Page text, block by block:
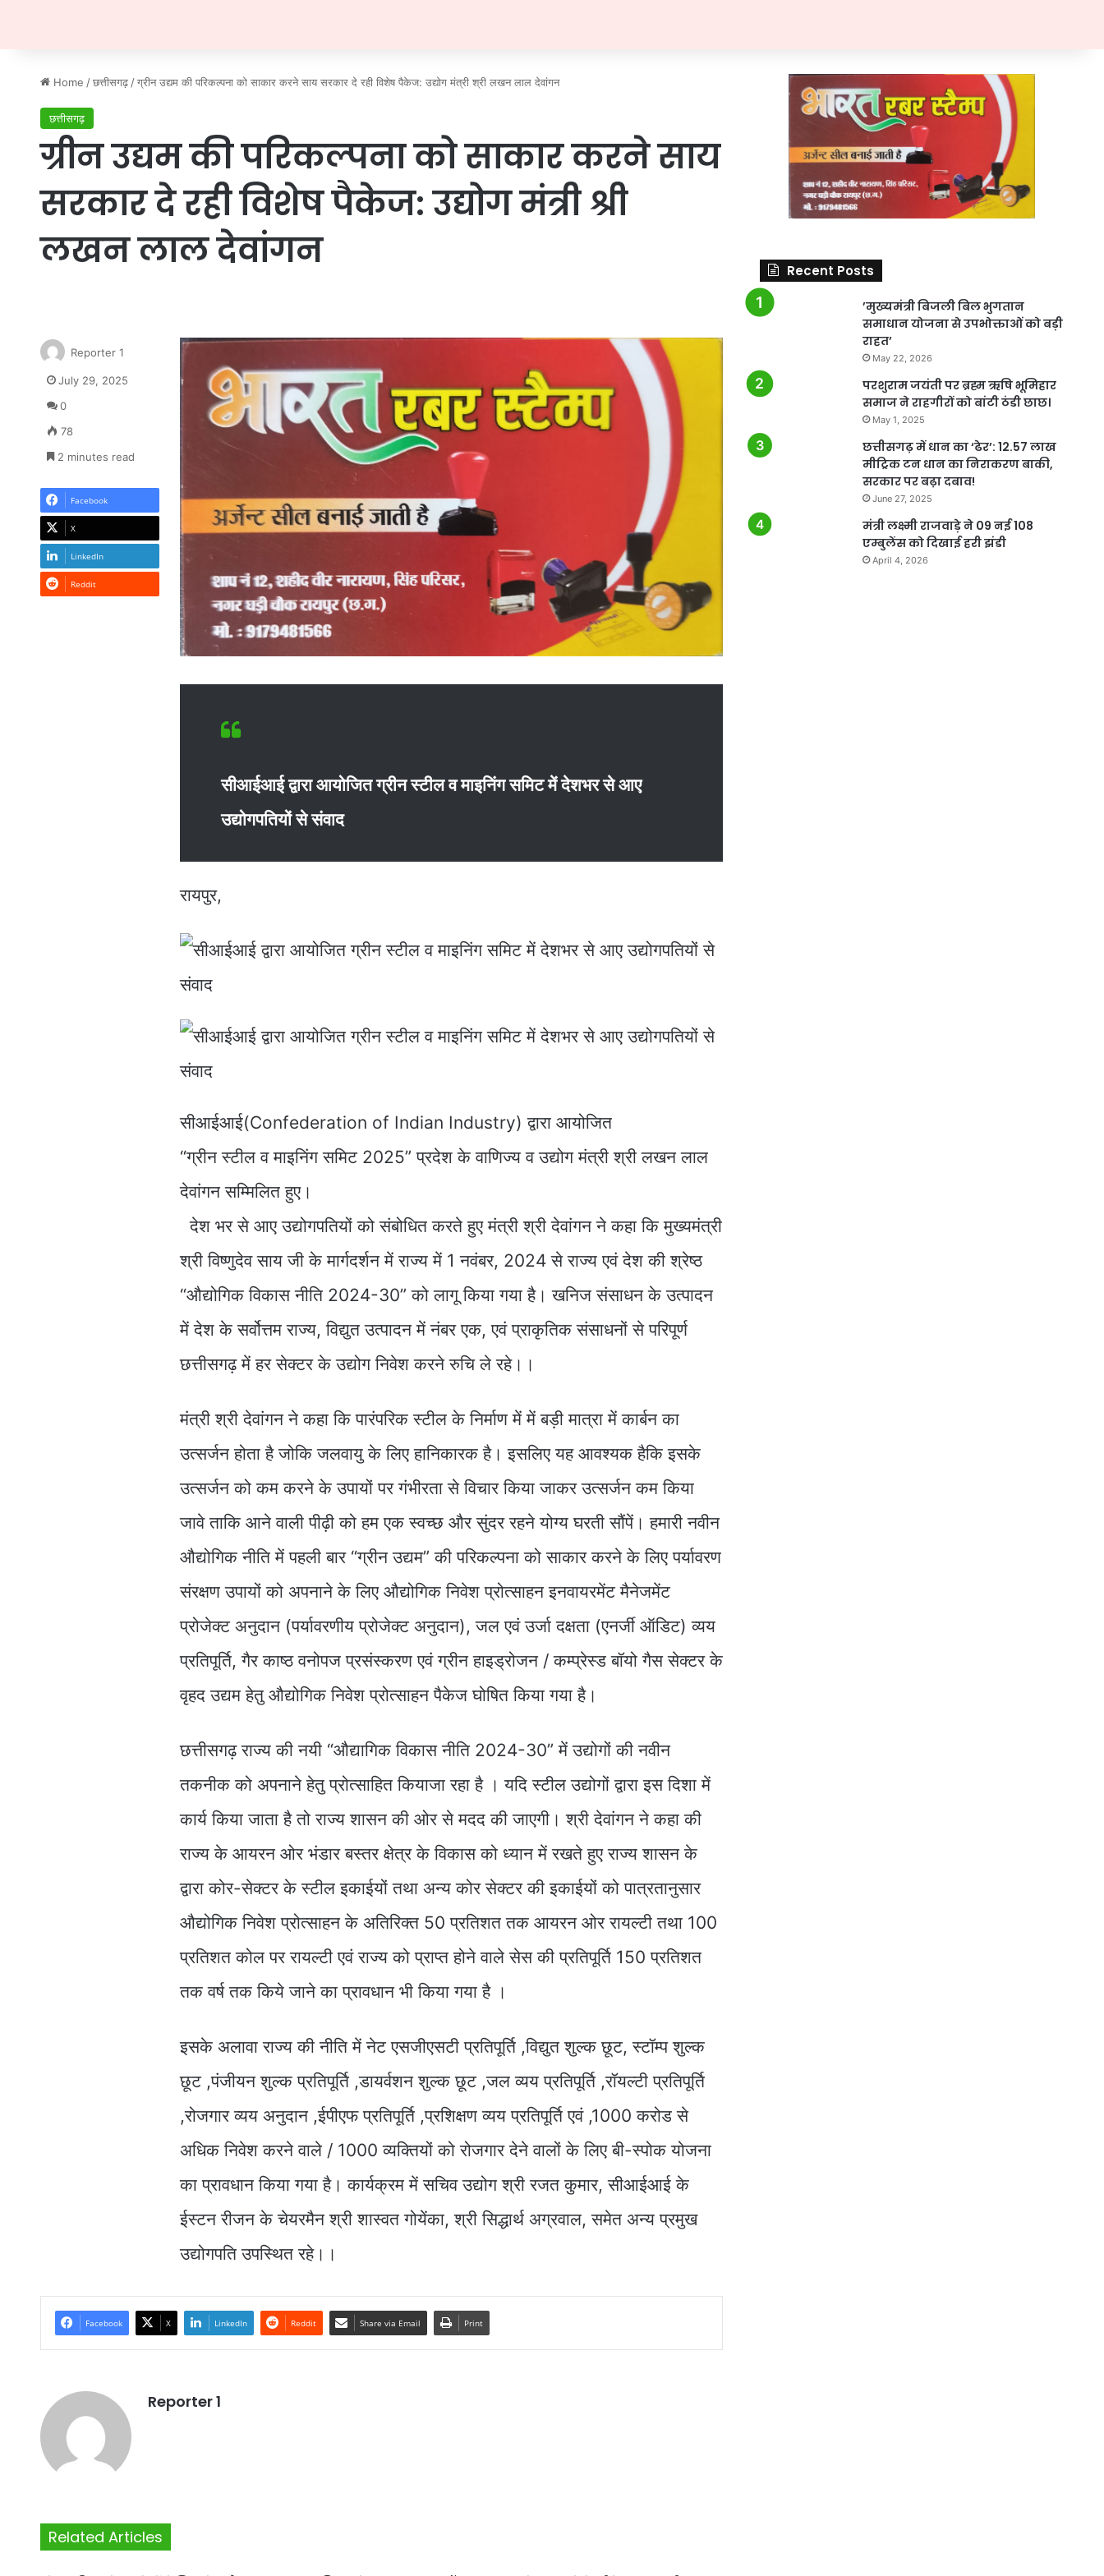
Home / छत्तीसगढ़ / ग्रीन उद्यम की परिकल्पना को साकार करने साय सरकार दे रही विशेष पैकेज: उद्योग मंत्री श्री लखन लाल देवांगन
छत्तीसगढ़
ग्रीन उद्यम की परिकल्पना को साकार करने साय
सरकार दे रही विशेष पैकेज: उद्योग मंत्री श्री
लखन लाल देवांगन
सीआईआई द्वारा आयोजित ग्रीन स्टील व माइनिंग समिट में देशभर से आए
उद्योगपतियों से संवाद
रायपुर,
सीआईआई(Confederation of Indian Industry) द्वारा आयोजित
“ग्रीन स्टील व माइनिंग समिट 2025” प्रदेश के वाणिज्य व उद्योग मंत्री श्री लखन लाल
देवांगन सम्मिलित हुए।
देश भर से आए उद्योगपतियों को संबोधित करते हुए मंत्री श्री देवांगन ने कहा कि मुख्यमंत्री
श्री विष्णुदेव साय जी के मार्गदर्शन में राज्य में 1 नवंबर, 2024 से राज्य एवं देश की श्रेष्ठ
“औद्योगिक विकास नीति 2024-30” को लागू किया गया है। खनिज संसाधन के उत्पादन
में देश के सर्वोत्तम राज्य, विद्युत उत्पादन में नंबर एक, एवं प्राकृतिक संसाधनों से परिपूर्ण
छत्तीसगढ़ में हर सेक्टर के उद्योग निवेश करने रुचि ले रहे।।
मंत्री श्री देवांगन ने कहा कि पारंपरिक स्टील के निर्माण में में बड़ी मात्रा में कार्बन का
उत्सर्जन होता है जोकि जलवायु के लिए हानिकारक है। इसलिए यह आवश्यक हैकि इसके
उत्सर्जन को कम करने के उपायों पर गंभीरता से विचार किया जाकर उत्सर्जन कम किया
जावे ताकि आने वाली पीढ़ी को हम एक स्वच्छ और सुंदर रहने योग्य घरती सौंपें। हमारी नवीन
औद्योगिक नीति में पहली बार “ग्रीन उद्यम” की परिकल्पना को साकार करने के लिए पर्यावरण
संरक्षण उपायों को अपनाने के लिए औद्योगिक निवेश प्रोत्साहन इनवायरमेंट मैनेजमेंट
प्रोजेक्ट अनुदान (पर्यावरणीय प्रोजेक्ट अनुदान), जल एवं उर्जा दक्षता (एनर्जी ऑडिट) व्यय
प्रतिपूर्ति, गैर काष्ठ वनोपज प्रसंस्करण एवं ग्रीन हाइड्रोजन / कम्प्रेस्ड बॉयो गैस सेक्टर के
वृहद उद्यम हेतु औद्योगिक निवेश प्रोत्साहन पैकेज घोषित किया गया है।
छत्तीसगढ़ राज्य की नयी “औद्यागिक विकास नीति 2024-30” में उद्योगों की नवीन
तकनीक को अपनाने हेतु प्रोत्साहित कियाजा रहा है । यदि स्टील उद्योगों द्वारा इस दिशा में
कार्य किया जाता है तो राज्य शासन की ओर से मदद की जाएगी। श्री देवांगन ने कहा की
राज्य के आयरन ओर भंडार बस्तर क्षेत्र के विकास को ध्यान में रखते हुए राज्य शासन के
द्वारा कोर-सेक्टर के स्टील इकाईयों तथा अन्य कोर सेक्टर की इकाईयों को पात्रतानुसार
औद्योगिक निवेश प्रोत्साहन के अतिरिक्त 50 प्रतिशत तक आयरन ओर रायल्टी तथा 100
प्रतिशत कोल पर रायल्टी एवं राज्य को प्राप्त होने वाले सेस की प्रतिपूर्ति 150 प्रतिशत
तक वर्ष तक किये जाने का प्रावधान भी किया गया है ।
इसके अलावा राज्य की नीति में नेट एसजीएसटी प्रतिपूर्ति ,विद्युत शुल्क छूट, स्टॉम्प शुल्क
छूट ,पंजीयन शुल्क प्रतिपूर्ति ,डायर्वशन शुल्क छूट ,जल व्यय प्रतिपूर्ति ,रॉयल्टी प्रतिपूर्ति
,रोजगार व्यय अनुदान ,ईपीएफ प्रतिपूर्ति ,प्रशिक्षण व्यय प्रतिपूर्ति एवं ,1000 करोड से
अधिक निवेश करने वाले / 1000 व्यक्तियों को रोजगार देने वालों के लिए बी-स्पोक योजना
का प्रावधान किया गया है। कार्यक्रम में सचिव उद्योग श्री रजत कुमार, सीआईआई के
ईस्टन रीजन के चेयरमैन श्री शास्वत गोयेंका, श्री सिद्धार्थ अग्रवाल, समेत अन्य प्रमुख
उद्योगपति उपस्थित रहे।।
Reporter 1
July 29, 2025
0
78
2 minutes read
Facebook
X
LinkedIn
Reddit
Facebook X LinkedIn Reddit Share via Email Print
Reporter 1
Related Articles
Recent Posts
’मुख्यमंत्री बिजली बिल भुगतान
समाधान योजना से उपभोक्ताओं को बड़ी
राहत’
May 22, 2026
परशुराम जयंती पर ब्रह्म ऋषि भूमिहार
समाज ने राहगीरों को बांटी ठंडी छाछ।
May 1, 2025
छत्तीसगढ़ में धान का ‘ढेर’: 12.57 लाख
मीट्रिक टन धान का निराकरण बाकी,
सरकार पर बढ़ा दबाव!
June 27, 2025
मंत्री लक्ष्मी राजवाड़े ने 09 नई 108
एम्बुलेंस को दिखाई हरी झंडी
April 4, 2026